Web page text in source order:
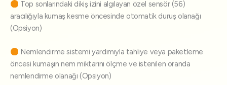
Top sonlarındaki dikiş izini algılayan özel sensör (56)
aracılığıyla kumaş kesme öncesinde otomatik duruş olanağı
(Opsiyon)
Nemlendirme sistemi yardımıyla tahliye veya paketleme
öncesi kumaşın nem miktarını ölçme ve istenilen oranda
nemlendirme olanağı (Opsiyon)